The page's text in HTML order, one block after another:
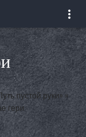
пустой руки»»
гери